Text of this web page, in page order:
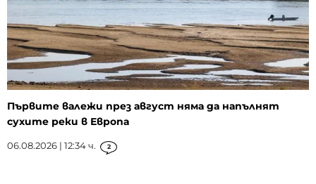
Първите валежи през август няма да напълнят
сухите реки в Европа
06.08.2026 | 12:34 ч. 2